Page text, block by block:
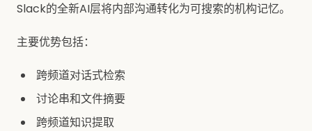
Slack的全新AI层将内部沟通转化为可搜索的机构记忆。
主要优势包括：
跨频道对话式检索
讨论串和文件摘要
跨频道知识提取